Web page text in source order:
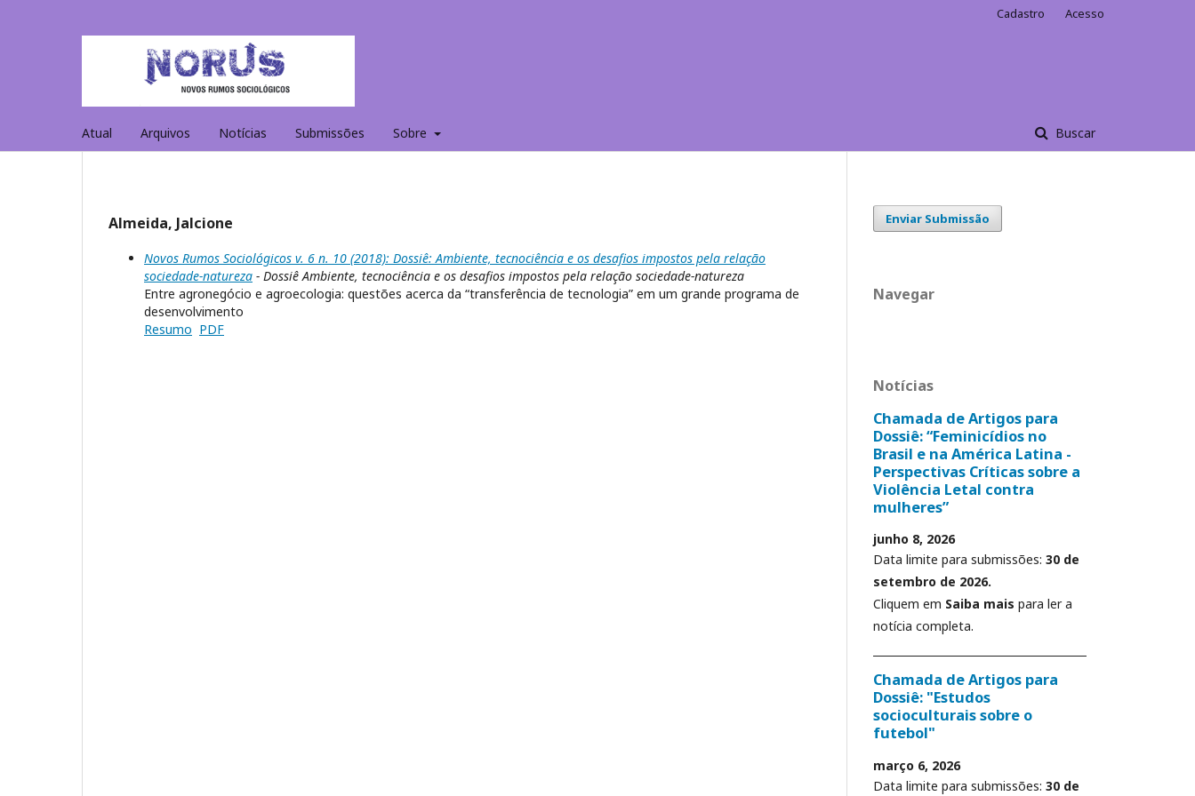
Atual Arquivos Notícias Submissões Sobre Buscar
Cadastro Acesso
Almeida, Jalcione
Novos Rumos Sociológicos v. 6 n. 10 (2018): Dossiê: Ambiente, tecnociência e os desafios impostos pela relação
sociedade-natureza - Dossiê Ambiente, tecnociência e os desafios impostos pela relação sociedade-natureza
Entre agronegócio e agroecologia: questões acerca da “transferência de tecnologia” em um grande programa de
desenvolvimento
Resumo PDF
Enviar Submissão
Navegar
Notícias
Chamada de Artigos para
Dossiê: “Feminicídios no
Brasil e na América Latina -
Perspectivas Críticas sobre a
Violência Letal contra
mulheres”
junho 8, 2026
Data limite para submissões: 30 de
setembro de 2026.
Cliquem em Saiba mais para ler a
notícia completa.
Chamada de Artigos para
Dossiê: "Estudos
socioculturais sobre o
futebol"
março 6, 2026
Data limite para submissões: 30 de